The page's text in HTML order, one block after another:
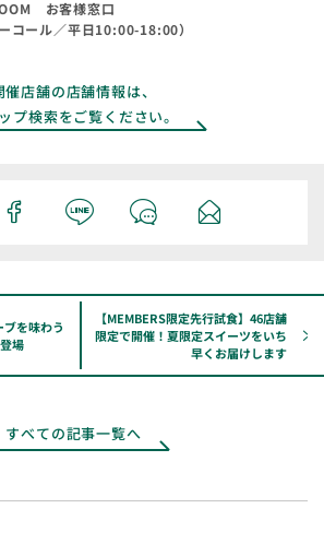
予約制となります。
10％）です。
ーをお持ちの方はご参加をお控えください。
いただいております。
約ください。
MEMBERSのマイページ内のお知らせに記
ームURLから行ってください。
クセスが集中した場合、つながりにくくなるこ
予めご了承ください。
は、キャンセル料をお支払いいただくこともご
た時点で、予約確定となります。届かなかっ
ご連絡ください。送信エラーとなったご予約
予約番号）が必要です。
1回限りとさせていただきます。重複ご予約され
予約以外無効となりますのでご了承ください。
口までご連絡ください。
ル、無断キャンセルは、キャンセル料がかかる
で、必ずご連絡をお願いいたします。後日こち
についてご連絡させていただく場合がございま
さい。
れる場合は、予約サイトにてご自身でキャンセ
お客様窓口
コール／平日10:00-18:00）
催店舗の店舗情報は、
プ検索をご覧ください。
を味わう
場
【MEMBERS限定先行試食】46店舗
限定で開催！夏限定スイーツをいち
早くお届けします
すべての記事一覧へ